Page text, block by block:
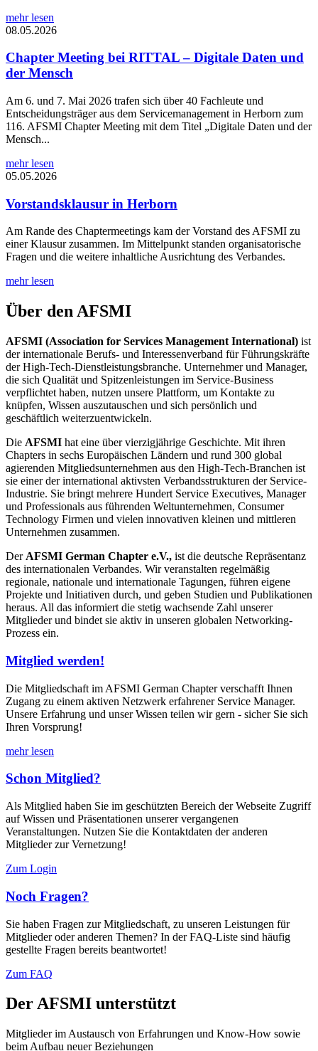
mehr lesen
08.05.2026
Chapter Meeting bei RITTAL – Digitale Daten und
der Mensch
Am 6. und 7. Mai 2026 trafen sich über 40 Fachleute und
Entscheidungsträger aus dem Servicemanagement in Herborn zum
116. AFSMI Chapter Meeting mit dem Titel „Digitale Daten und der
Mensch...
mehr lesen
05.05.2026
Vorstandsklausur in Herborn
Am Rande des Chaptermeetings kam der Vorstand des AFSMI zu
einer Klausur zusammen. Im Mittelpunkt standen organisatorische
Fragen und die weitere inhaltliche Ausrichtung des Verbandes.
mehr lesen
Über den AFSMI
AFSMI (Association for Services Management International) ist
der internationale Berufs- und Interessenverband für Führungskräfte
der High-Tech-Dienstleistungsbranche. Unternehmer und Manager,
die sich Qualität und Spitzenleistungen im Service-Business
verpflichtet haben, nutzen unsere Plattform, um Kontakte zu
knüpfen, Wissen auszutauschen und sich persönlich und
geschäftlich weiterzuentwickeln.
Die AFSMI hat eine über vierzigjährige Geschichte. Mit ihren
Chapters in sechs Europäischen Ländern und rund 300 global
agierenden Mitgliedsunternehmen aus den High-Tech-Branchen ist
sie einer der international aktivsten Verbandsstrukturen der Service-
Industrie. Sie bringt mehrere Hundert Service Executives, Manager
und Professionals aus führenden Weltunternehmen, Consumer
Technology Firmen und vielen innovativen kleinen und mittleren
Unternehmen zusammen.
Der AFSMI German Chapter e.V., ist die deutsche Repräsentanz
des internationalen Verbandes. Wir veranstalten regelmäßig
regionale, nationale und internationale Tagungen, führen eigene
Projekte und Initiativen durch, und geben Studien und Publikationen
heraus. All das informiert die stetig wachsende Zahl unserer
Mitglieder und bindet sie aktiv in unseren globalen Networking-
Prozess ein.
Mitglied werden!
Die Mitgliedschaft im AFSMI German Chapter verschafft Ihnen
Zugang zu einem aktiven Netzwerk erfahrener Service Manager.
Unsere Erfahrung und unser Wissen teilen wir gern - sicher Sie sich
Ihren Vorsprung!
mehr lesen
Schon Mitglied?
Als Mitglied haben Sie im geschützten Bereich der Webseite Zugriff
auf Wissen und Präsentationen unserer vergangenen
Veranstaltungen. Nutzen Sie die Kontaktdaten der anderen
Mitglieder zur Vernetzung!
Zum Login
Noch Fragen?
Sie haben Fragen zur Mitgliedschaft, zu unseren Leistungen für
Mitglieder oder anderen Themen? In der FAQ-Liste sind häufig
gestellte Fragen bereits beantwortet!
Zum FAQ
Der AFSMI unterstützt
Mitglieder im Austausch von Erfahrungen und Know-How sowie
beim Aufbau neuer Beziehungen